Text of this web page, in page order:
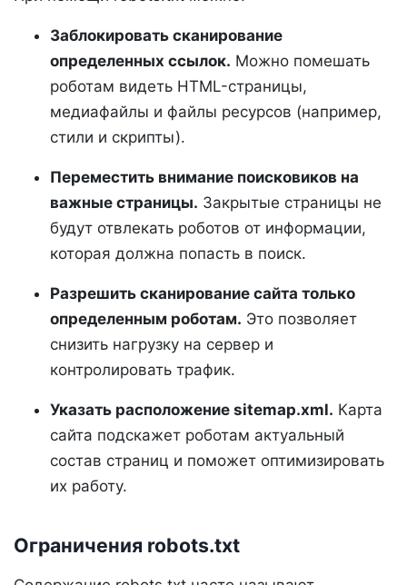
Заблокировать сканирование
определенных ссылок. Можно помешать
роботам видеть HTML-страницы,
медиафайлы и файлы ресурсов (например,
стили и скрипты).
Переместить внимание поисковиков на
важные страницы. Закрытые страницы не
будут отвлекать роботов от информации,
которая должна попасть в поиск.
Разрешить сканирование сайта только
определенным роботам. Это позволяет
снизить нагрузку на сервер и
контролировать трафик.
Указать расположение sitemap.xml. Карта
сайта подскажет роботам актуальный
состав страниц и поможет оптимизировать
их работу.
Ограничения robots.txt